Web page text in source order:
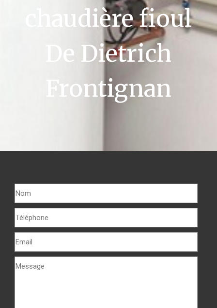
chaudière fioul
De Dietrich
Frontignan